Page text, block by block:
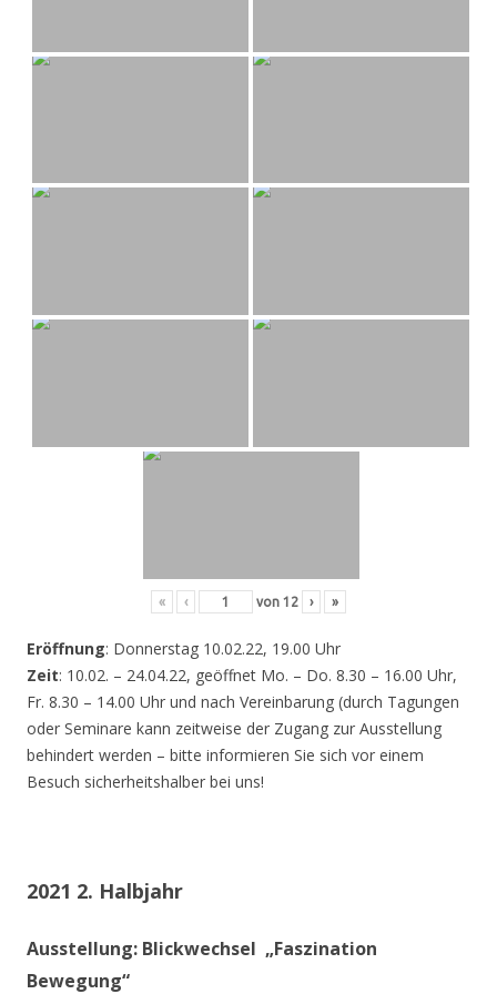
« ‹ von 12 › »
Eröffnung: Donnerstag 10.02.22, 19.00 Uhr
Zeit: 10.02. – 24.04.22, geöffnet Mo. – Do. 8.30 – 16.00 Uhr,
Fr. 8.30 – 14.00 Uhr und nach Vereinbarung (durch Tagungen
oder Seminare kann zeitweise der Zugang zur Ausstellung
behindert werden – bitte informieren Sie sich vor einem
Besuch sicherheitshalber bei uns!
2021 2. Halbjahr
Ausstellung: Blickwechsel „Faszination
Bewegung“